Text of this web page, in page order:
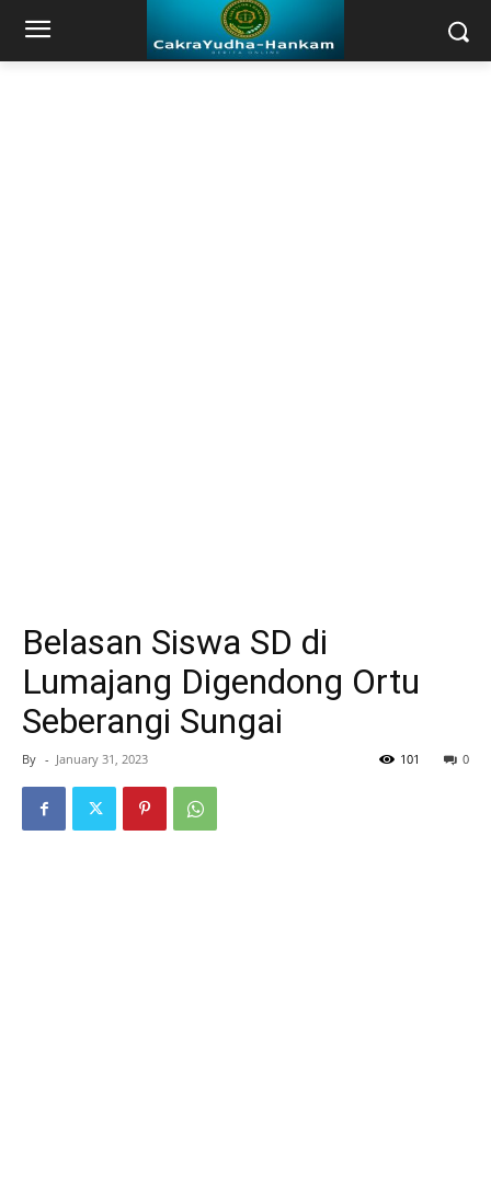
Belasan Siswa SD di
Lumajang Digendong Ortu
Seberangi Sungai
By - January 31, 2023 0
101